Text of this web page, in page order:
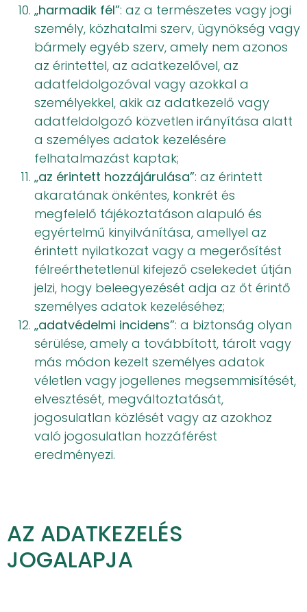
„harmadik fél”: az a természetes vagy jogi
személy, közhatalmi szerv, ügynökség vagy
bármely egyéb szerv, amely nem azonos
az érintettel, az adatkezelővel, az
adatfeldolgozóval vagy azokkal a
személyekkel, akik az adatkezelő vagy
adatfeldolgozó közvetlen irányítása alatt
a személyes adatok kezelésére
felhatalmazást kaptak;
„az érintett hozzájárulása”: az érintett
akaratának önkéntes, konkrét és
megfelelő tájékoztatáson alapuló és
egyértelmű kinyilvánítása, amellyel az
érintett nyilatkozat vagy a megerősítést
félreérthetetlenül kifejező cselekedet útján
jelzi, hogy beleegyezését adja az őt érintő
személyes adatok kezeléséhez;
„adatvédelmi incidens”: a biztonság olyan
sérülése, amely a továbbított, tárolt vagy
más módon kezelt személyes adatok
véletlen vagy jogellenes megsemmisítését,
elvesztését, megváltoztatását,
jogosulatlan közlését vagy az azokhoz
való jogosulatlan hozzáférést
eredményezi.
AZ ADATKEZELÉS
JOGALAPJA